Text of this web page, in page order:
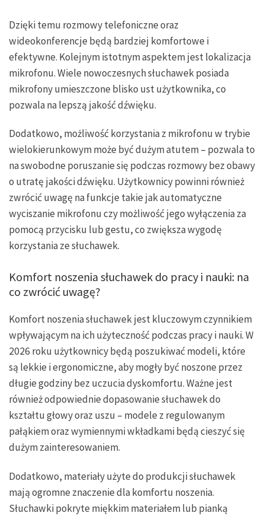
Dzięki temu rozmowy telefoniczne oraz
wideokonferencje będą bardziej komfortowe i
efektywne. Kolejnym istotnym aspektem jest lokalizacja
mikrofonu. Wiele nowoczesnych słuchawek posiada
mikrofony umieszczone blisko ust użytkownika, co
pozwala na lepszą jakość dźwięku.
Dodatkowo, możliwość korzystania z mikrofonu w trybie
wielokierunkowym może być dużym atutem – pozwala to
na swobodne poruszanie się podczas rozmowy bez obawy
o utratę jakości dźwięku. Użytkownicy powinni również
zwrócić uwagę na funkcje takie jak automatyczne
wyciszanie mikrofonu czy możliwość jego wyłączenia za
pomocą przycisku lub gestu, co zwiększa wygodę
korzystania ze słuchawek.
Komfort noszenia słuchawek do pracy i nauki: na
co zwrócić uwagę?
Komfort noszenia słuchawek jest kluczowym czynnikiem
wpływającym na ich użyteczność podczas pracy i nauki. W
2026 roku użytkownicy będą poszukiwać modeli, które
są lekkie i ergonomiczne, aby mogły być noszone przez
długie godziny bez uczucia dyskomfortu. Ważne jest
również odpowiednie dopasowanie słuchawek do
kształtu głowy oraz uszu – modele z regulowanym
pałąkiem oraz wymiennymi wkładkami będą cieszyć się
dużym zainteresowaniem.
Dodatkowo, materiały użyte do produkcji słuchawek
mają ogromne znaczenie dla komfortu noszenia.
Słuchawki pokryte miękkim materiałem lub pianką